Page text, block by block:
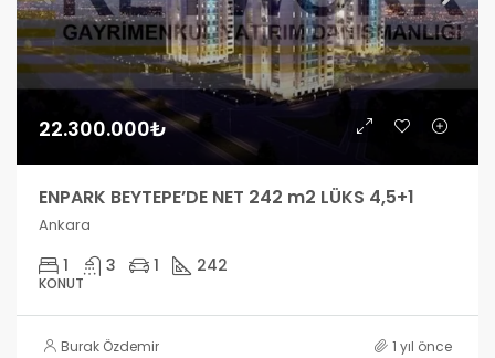
22.300.000₺
ENPARK BEYTEPE’DE NET 242 m2 LÜKS 4,5+1
Ankara
1 3 1 242
KONUT
Burak Özdemir 1 yıl önce